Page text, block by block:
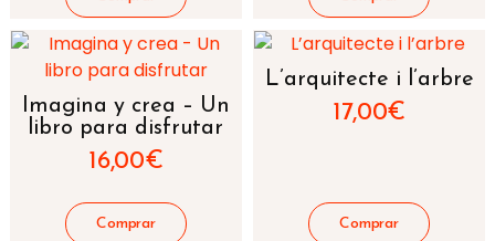
Imagina y crea – Un
libro para disfrutar
16,00€
L’arquitecte i l’arbre
17,00€